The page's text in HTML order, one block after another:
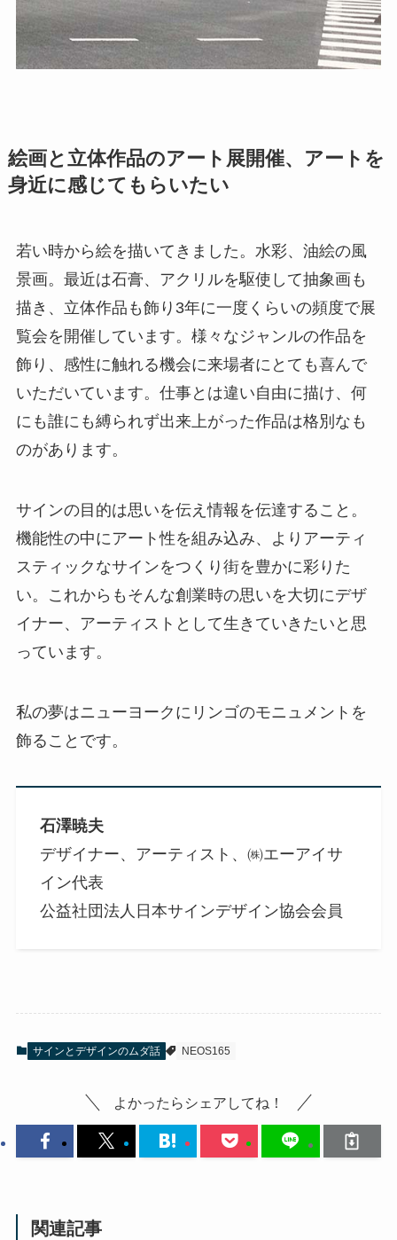
絵画と立体作品のアート展開催、アートを
身近に感じてもらいたい
若い時から絵を描いてきました。水彩、油絵の風
景画。最近は石膏、アクリルを駆使して抽象画も
描き、立体作品も飾り3年に一度くらいの頻度で展
覧会を開催しています。様々なジャンルの作品を
飾り、感性に触れる機会に来場者にとても喜んで
いただいています。仕事とは違い自由に描け、何
にも誰にも縛られず出来上がった作品は格別なも
のがあります。
サインの目的は思いを伝え情報を伝達すること。
機能性の中にアート性を組み込み、よりアーティ
スティックなサインをつくり街を豊かに彩りた
い。これからもそんな創業時の思いを大切にデザ
イナー、アーティストとして生きていきたいと思
っています。
私の夢はニューヨークにリンゴのモニュメントを
飾ることです。
石澤暁夫
デザイナー、アーティスト、㈱エーアイサ
イン代表
公益社団法人日本サインデザイン協会会員
サインとデザインのムダ話 NEOS165
よかったらシェアしてね！
関連記事